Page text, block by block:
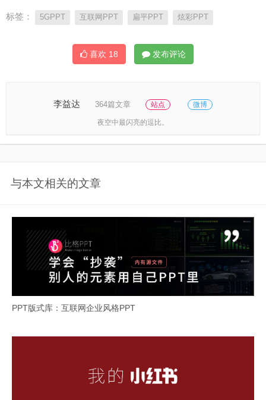
标签： 5GPPT 互联网PPT 扁平PPT 炫彩PPT
喜欢 18 发布评论
李益达 364篇文章 站点 微博
夜空中最闪亮的逗比。
与本文相关的文章
PPT版式库：互联网企业风格PPT